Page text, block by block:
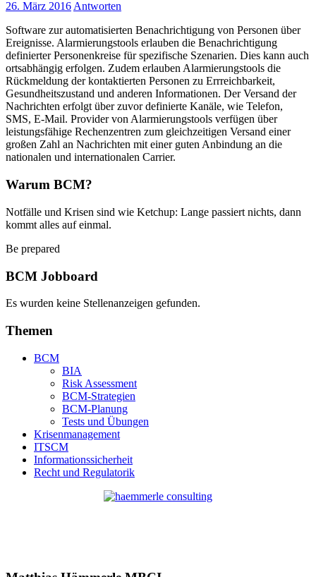
26. März 2016Antworten
Software zur automatisierten Benachrichtigung von Personen über
Ereignisse. Alarmierungstools erlauben die Benachrichtigung
definierter Personenkreise für spezifische Szenarien. Dies kann auch
ortsabhängig erfolgen. Zudem erlauben Alarmierungstools die
Rückmeldung der kontaktierten Personen zu Errreichbarkeit,
Gesundheitszustand und anderen Informationen. Der Versand der
Nachrichten erfolgt über zuvor definierte Kanäle, wie Telefon,
SMS, E-Mail. Provider von Alarmierungstools verfügen über
leistungsfähige Rechenzentren zum gleichzeitigen Versand einer
großen Zahl an Nachrichten mit einer guten Anbindung an die
nationalen und internationalen Carrier.
Warum BCM?
Notfälle und Krisen sind wie Ketchup: Lange passiert nichts, dann
kommt alles auf einmal.
Be prepared
BCM Jobboard
Es wurden keine Stellenanzeigen gefunden.
Themen
BCM
BIA
Risk Assessment
BCM-Strategien
BCM-Planung
Tests und Übungen
Krisenmanagement
ITSCM
Informationssicherheit
Recht und Regulatorik